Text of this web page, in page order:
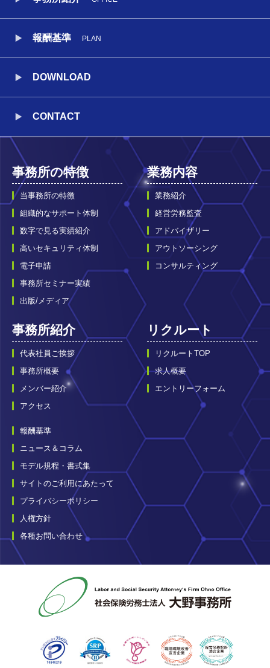
報酬基準 PLAN
DOWNLOAD
CONTACT
事務所の特徴
当事務所の特徴
組織的なサポート体制
数字で見る実績紹介
高いセキュリティ体制
電子申請
事務所セミナー実績
出版/メディア
業務内容
業務紹介
経営労務監査
アドバイザリー
アウトソーシング
コンサルティング
事務所紹介
代表社員ご挨拶
事務所概要
メンバー紹介
アクセス
リクルート
リクルートTOP
求人概要
エントリーフォーム
報酬基準
ニュース＆コラム
モデル規程・書式集
サイトのご利用にあたって
プライバシーポリシー
人権方針
各種お問い合わせ